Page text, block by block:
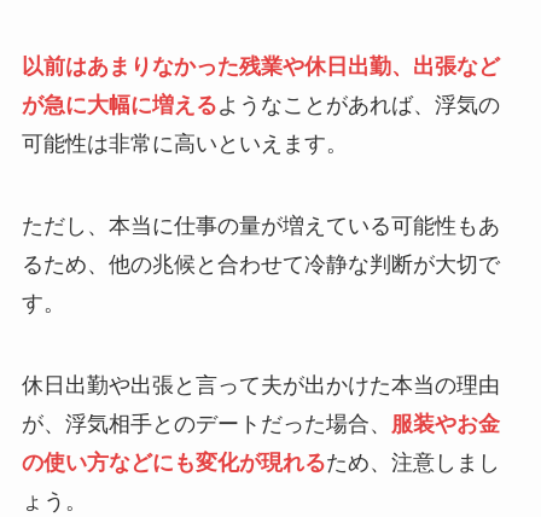
以前はあまりなかった残業や休日出勤、出張など
が急に大幅に増えるようなことがあれば、浮気の
可能性は非常に高いといえます。
ただし、本当に仕事の量が増えている可能性もあ
るため、他の兆候と合わせて冷静な判断が大切で
す。
休日出勤や出張と言って夫が出かけた本当の理由
が、浮気相手とのデートだった場合、
服装やお金
の使い方などにも変化が現れるため、注意しまし
ょう。